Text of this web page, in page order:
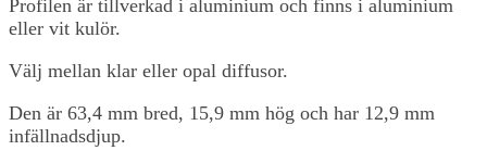
Profilen är tillverkad i aluminium och finns i aluminium
eller vit kulör.
Välj mellan klar eller opal diffusor.
Den är 63,4 mm bred, 15,9 mm hög och har 12,9 mm
infällnadsdjup.